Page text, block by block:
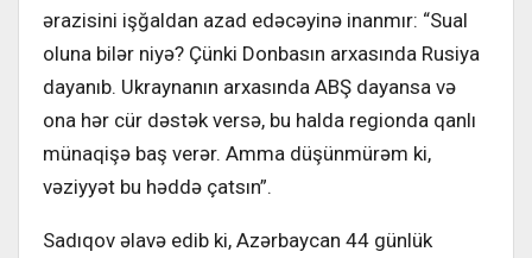
ərazisini işğaldan azad edəcəyinə inanmır: “Sual
oluna bilər niyə? Çünki Donbasın arxasında Rusiya
dayanıb. Ukraynanın arxasında ABŞ dayansa və
ona hər cür dəstək versə, bu halda regionda qanlı
münaqişə baş verər. Amma düşünmürəm ki,
vəziyyət bu həddə çatsın”.
Sadıqov əlavə edib ki, Azərbaycan 44 günlük